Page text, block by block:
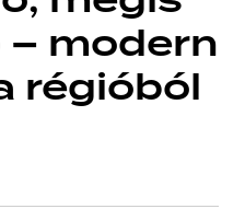
branding
modern
régióból